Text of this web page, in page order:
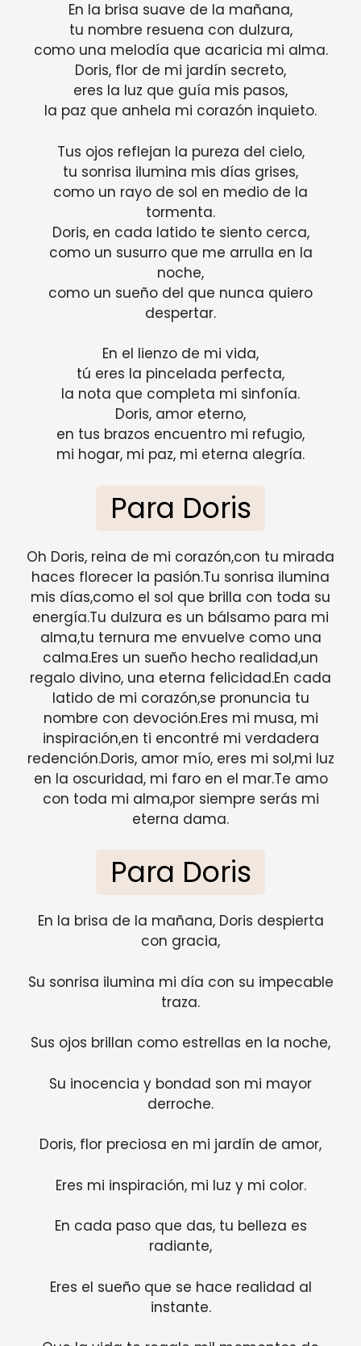
En la brisa suave de la mañana,
tu nombre resuena con dulzura,
como una melodía que acaricia mi alma.
Doris, flor de mi jardín secreto,
eres la luz que guía mis pasos,
la paz que anhela mi corazón inquieto.
Tus ojos reflejan la pureza del cielo,
tu sonrisa ilumina mis días grises,
como un rayo de sol en medio de la
tormenta.
Doris, en cada latido te siento cerca,
como un susurro que me arrulla en la
noche,
como un sueño del que nunca quiero
despertar.
En el lienzo de mi vida,
tú eres la pincelada perfecta,
la nota que completa mi sinfonía.
Doris, amor eterno,
en tus brazos encuentro mi refugio,
mi hogar, mi paz, mi eterna alegría.
Para Doris
Oh Doris, reina de mi corazón,con tu mirada
haces florecer la pasión.Tu sonrisa ilumina
mis días,como el sol que brilla con toda su
energía.Tu dulzura es un bálsamo para mi
alma,tu ternura me envuelve como una
calma.Eres un sueño hecho realidad,un
regalo divino, una eterna felicidad.En cada
latido de mi corazón,se pronuncia tu
nombre con devoción.Eres mi musa, mi
inspiración,en ti encontré mi verdadera
redención.Doris, amor mío, eres mi sol,mi luz
en la oscuridad, mi faro en el mar.Te amo
con toda mi alma,por siempre serás mi
eterna dama.
Para Doris
En la brisa de la mañana, Doris despierta
con gracia,
Su sonrisa ilumina mi día con su impecable
traza.
Sus ojos brillan como estrellas en la noche,
Su inocencia y bondad son mi mayor
derroche.
Doris, flor preciosa en mi jardín de amor,
Eres mi inspiración, mi luz y mi color.
En cada paso que das, tu belleza es
radiante,
Eres el sueño que se hace realidad al
instante.